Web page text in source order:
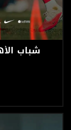
شباب